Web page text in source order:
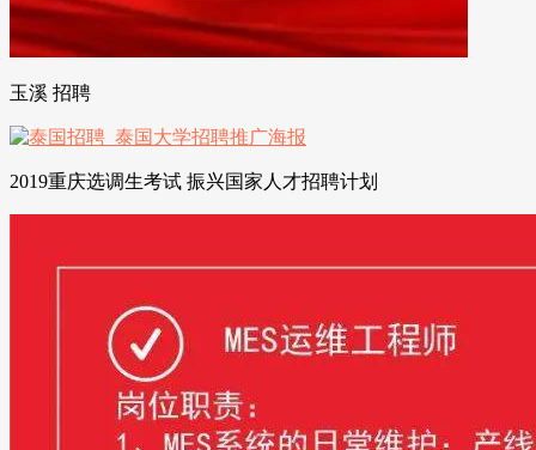
玉溪 招聘
2019重庆选调生考试 振兴国家人才招聘计划